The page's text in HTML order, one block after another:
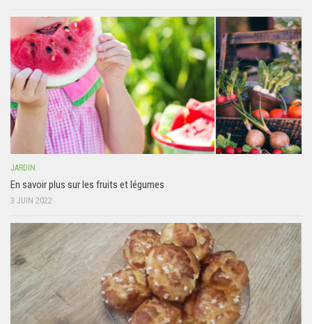
JARDIN
En savoir plus sur les fruits et légumes
3 JUIN 2022